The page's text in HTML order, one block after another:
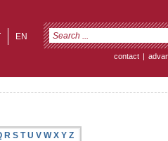
EN
contact |
R S T U V W X Y Z